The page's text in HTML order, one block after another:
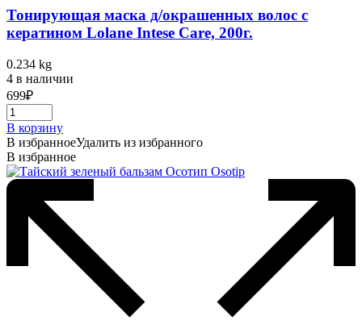
Тонирующая маска д/окрашенных волос с
кератином Lolane Intese Care, 200г.
0.234 kg
4 в наличии
699₽
В корзину
В избранноеУдалить из избранного
В избранное